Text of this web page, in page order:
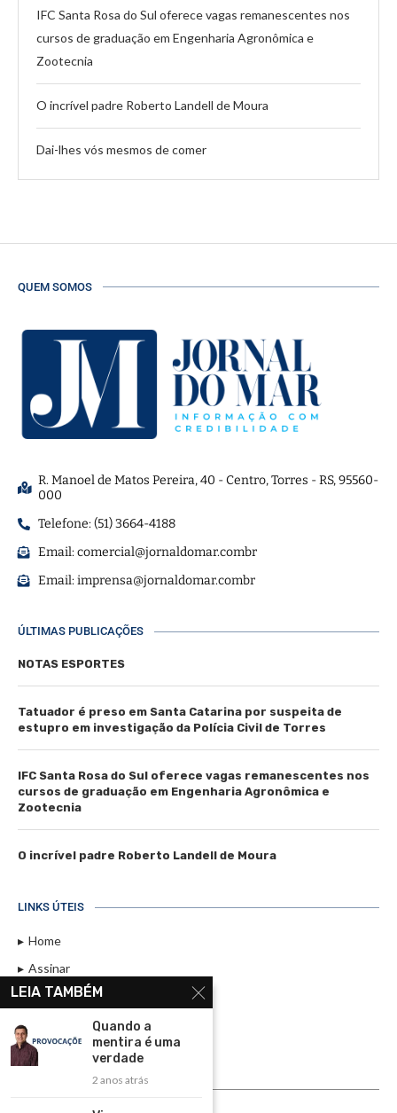
IFC Santa Rosa do Sul oferece vagas remanescentes nos
cursos de graduação em Engenharia Agronômica e
Zootecnia
O incrível padre Roberto Landell de Moura
Dai-lhes vós mesmos de comer
QUEM SOMOS
R. Manoel de Matos Pereira, 40 - Centro, Torres - RS, 95560-
000
Telefone: (51) 3664-4188
Email:comercial@jornaldomar.combr
Email:imprensa@jornaldomar.combr
ÚLTIMAS PUBLICAÇÕES
NOTAS ESPORTES
Tatuador é preso em Santa Catarina por suspeita de
estupro em investigação da Polícia Civil de Torres
IFC Santa Rosa do Sul oferece vagas remanescentes nos
cursos de graduação em Engenharia Agronômica e
Zootecnia
O incrível padre Roberto Landell de Moura
LINKS ÚTEIS
Home
Assinar
Contato
Política de Privacidade
Rádio Maristela - Ao Vivo
LEIA TAMBÉM
Quando a
mentira é uma
verdade
2 anos atrás